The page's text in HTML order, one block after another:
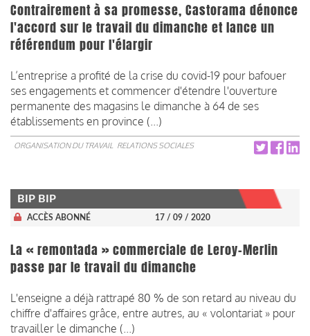
Contrairement à sa promesse, Castorama dénonce
l'accord sur le travail du dimanche et lance un
référendum pour l'élargir
L’entreprise a profité de la crise du covid-19 pour bafouer
ses engagements et commencer d'étendre l'ouverture
permanente des magasins le dimanche à 64 de ses
établissements en province (...)
ORGANISATION DU TRAVAIL RELATIONS SOCIALES
BIP BIP
ACCÈS ABONNÉ 17 / 09 / 2020
La « remontada » commerciale de Leroy-Merlin
passe par le travail du dimanche
L'enseigne a déjà rattrapé 80 % de son retard au niveau du
chiffre d'affaires grâce, entre autres, au « volontariat » pour
travailler le dimanche (...)